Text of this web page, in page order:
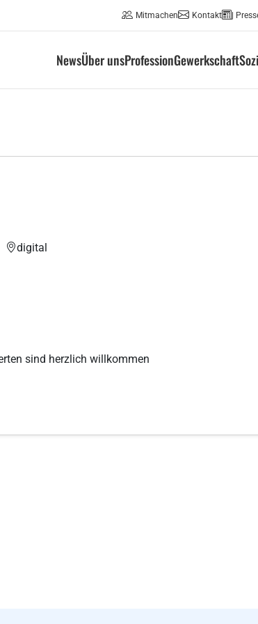
Mitmachen Kontakt
NewsÜber unsProfessionGewerkschaft
digital
sind herzlich willkommen